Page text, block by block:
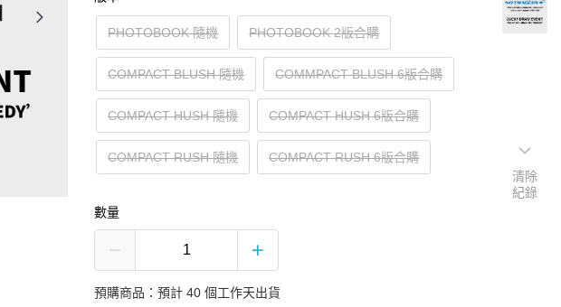
PHOTOBOOK 隨機 PHOTOBOOK 2版合購
COMPACT BLUSH 隨機 COMMPACT BLUSH 6版合購
COMPACT HUSH 隨機 COMPACT HUSH 6版合購
COMPACT RUSH 隨機 COMPACT RUSH 6版合購
數量
預購商品：預計 40 個工作天出貨
清除
紀錄